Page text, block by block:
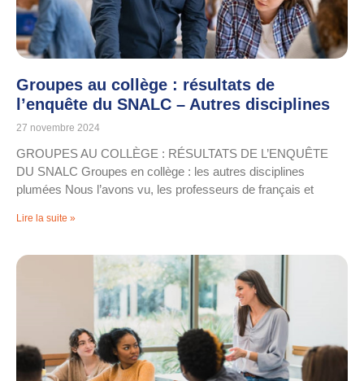
Groupes au collège : résultats de
l’enquête du SNALC – Autres disciplines
27 novembre 2024
GROUPES AU COLLÈGE : RÉSULTATS DE L’ENQUÊTE
DU SNALC Groupes en collège : les autres disciplines
plumées Nous l’avons vu, les professeurs de français et
Lire la suite »